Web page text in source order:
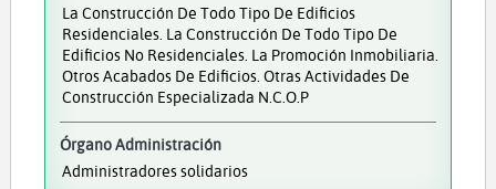
La Construcción De Todo Tipo De Edificios
Residenciales. La Construcción De Todo Tipo De
Edificios No Residenciales. La Promoción Inmobiliaria.
Otros Acabados De Edificios. Otras Actividades De
Construcción Especializada N.c.o.p
Órgano Administración
Administradores solidarios